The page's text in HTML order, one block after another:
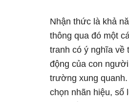
Nhận thức là khả
thông qua đó một
tranh có ý nghĩa về
động của con
trường xung
chọn nhãn hiệu, số